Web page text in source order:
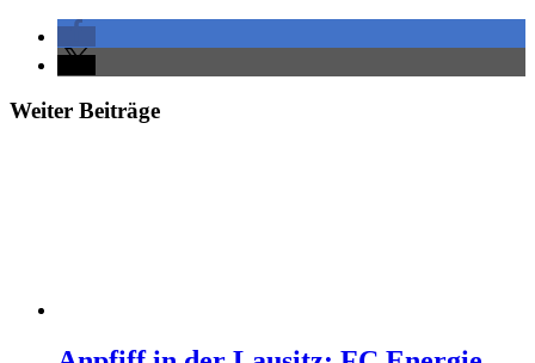
Weiter Beiträge